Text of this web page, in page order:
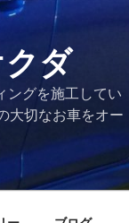
ダ
ングを施工してい
大切なお車をオー